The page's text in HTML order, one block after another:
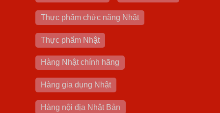
Thực phẩm chức năng Nhật
Thực phẩm Nhật
Hàng Nhật chính hãng
Hàng gia dụng Nhật
Hàng nội địa Nhật Bản